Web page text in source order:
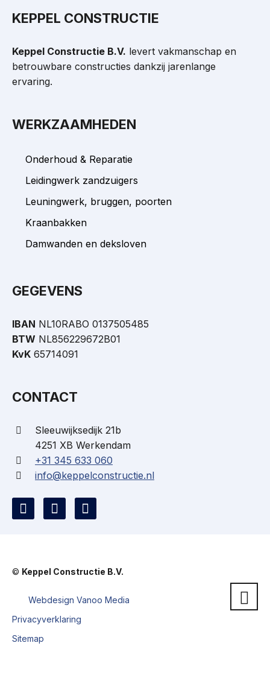
KEPPEL CONSTRUCTIE
Keppel Constructie B.V. levert vakmanschap en
betrouwbare constructies dankzij jarenlange
ervaring.
WERKZAAMHEDEN
Onderhoud & Reparatie
Leidingwerk zandzuigers
Leuningwerk, bruggen, poorten
Kraanbakken
Damwanden en deksloven
GEGEVENS
IBAN NL10RABO 0137505485
BTW NL856229672B01
KvK 65714091
CONTACT
Sleeuwijksedijk 21b
4251 XB Werkendam
+31 345 633 060
info@keppelconstructie.nl
© Keppel Constructie B.V.
Webdesign Vanoo Media
Privacyverklaring
Sitemap